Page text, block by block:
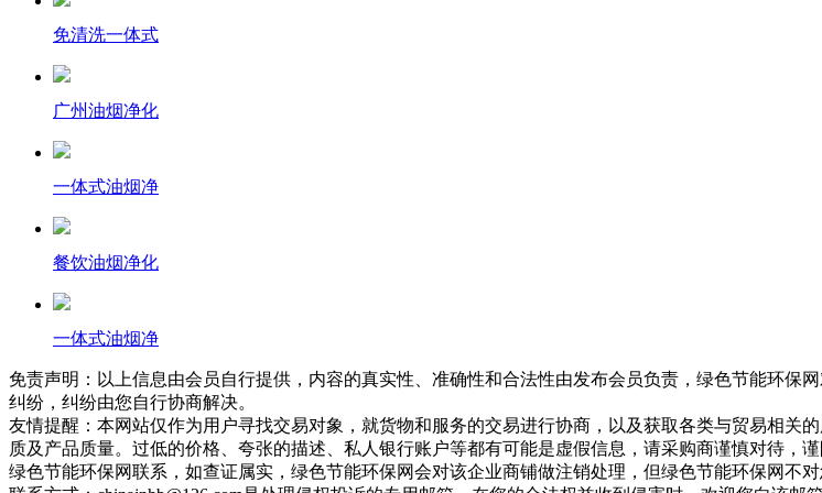
免清洗一体式
广州油烟净化
一体式油烟净
餐饮油烟净化
一体式油烟净
免责声明：以上信息由会员自行提供，内容的真实性、准确性和合法性由发布会员负责，绿色节能环
纠纷，纠纷由您自行协商解决。
友情提醒：本网站仅作为用户寻找交易对象，就货物和服务的交易进行协商，以及获取各类与贸易相关
质及产品质量。过低的价格、夸张的描述、私人银行账户等都有可能是虚假信息，请采购商谨慎对待
绿色节能环保网联系，如查证属实，绿色节能环保网会对该企业商铺做注销处理，但绿色节能环保网不